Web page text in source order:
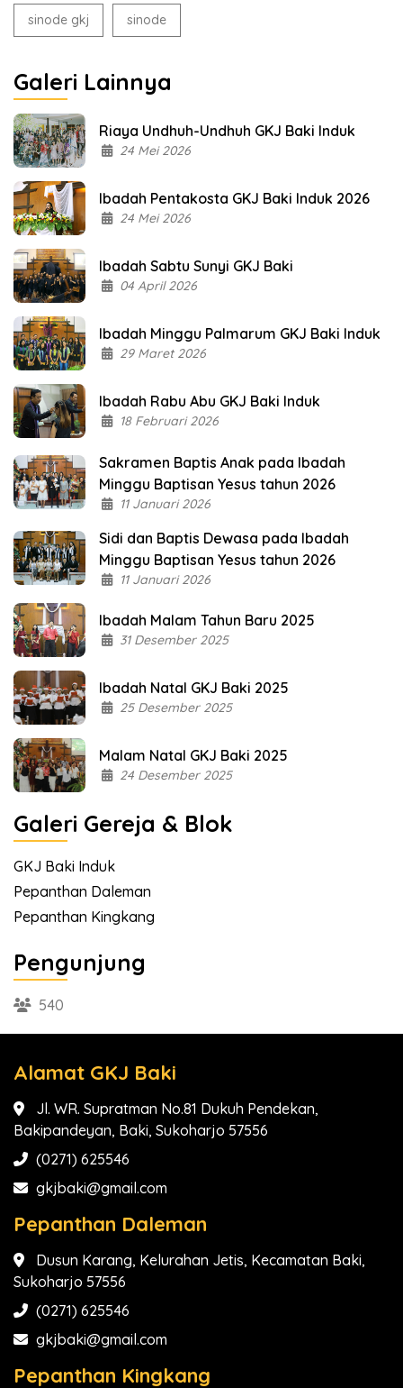
sinode gkj sinode
Galeri Lainnya
Riaya Undhuh-Undhuh GKJ Baki Induk
24 Mei 2026
Ibadah Pentakosta GKJ Baki Induk 2026
24 Mei 2026
Ibadah Sabtu Sunyi GKJ Baki
04 April 2026
Ibadah Minggu Palmarum GKJ Baki Induk
29 Maret 2026
Ibadah Rabu Abu GKJ Baki Induk
18 Februari 2026
Sakramen Baptis Anak pada Ibadah
Minggu Baptisan Yesus tahun 2026
11 Januari 2026
Sidi dan Baptis Dewasa pada Ibadah
Minggu Baptisan Yesus tahun 2026
11 Januari 2026
Ibadah Malam Tahun Baru 2025
31 Desember 2025
Ibadah Natal GKJ Baki 2025
25 Desember 2025
Malam Natal GKJ Baki 2025
24 Desember 2025
Galeri Gereja & Blok
GKJ Baki Induk
Pepanthan Daleman
Pepanthan Kingkang
Pengunjung
540
Alamat GKJ Baki
Jl. WR. Supratman No.81 Dukuh Pendekan,
Bakipandeyan, Baki, Sukoharjo 57556
(0271) 625546
gkjbaki@gmail.com
Pepanthan Daleman
Dusun Karang, Kelurahan Jetis, Kecamatan Baki,
Sukoharjo 57556
(0271) 625546
gkjbaki@gmail.com
Pepanthan Kingkang